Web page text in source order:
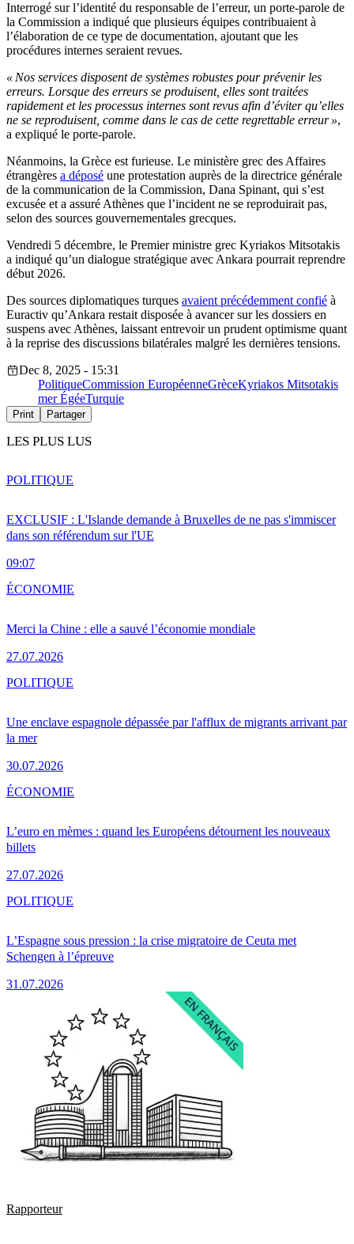
Interrogé sur l’identité du responsable de l’erreur, un porte-parole de
la Commission a indiqué que plusieurs équipes contribuaient à
l’élaboration de ce type de documentation, ajoutant que les
procédures internes seraient revues.
« Nos services disposent de systèmes robustes pour prévenir les
erreurs. Lorsque des erreurs se produisent, elles sont traitées
rapidement et les processus internes sont revus afin d’éviter qu’elles
ne se reproduisent, comme dans le cas de cette regrettable erreur »,
a expliqué le porte-parole.
Néanmoins, la Grèce est furieuse. Le ministère grec des Affaires
étrangères a déposé une protestation auprès de la directrice générale
de la communication de la Commission, Dana Spinant, qui s’est
excusée et a assuré Athènes que l’incident ne se reproduirait pas,
selon des sources gouvernementales grecques.
Vendredi 5 décembre, le Premier ministre grec Kyriakos Mitsotakis
a indiqué qu’un dialogue stratégique avec Ankara pourrait reprendre
début 2026.
Des sources diplomatiques turques avaient précédemment confié à
Euractiv qu’Ankara restait disposée à avancer sur les dossiers en
suspens avec Athènes, laissant entrevoir un prudent optimisme quant
à la reprise des discussions bilatérales malgré les dernières tensions.
Dec 8, 2025 - 15:31
PolitiqueCommission EuropéenneGrèceKyriakos Mitsotakis
mer ÉgéeTurquie
Print Partager
LES PLUS LUS
EXCLUSIF : L'Islande demande à Bruxelles de ne pas s'immiscer
dans son référendum sur l'UE
09:07
POLITIQUE
Merci la Chine : elle a sauvé l’économie mondiale
27.07.2026
ÉCONOMIE
Une enclave espagnole dépassée par l'afflux de migrants arrivant par
la mer
30.07.2026
POLITIQUE
L’euro en mèmes : quand les Européens détournent les nouveaux
billets
27.07.2026
ÉCONOMIE
L’Espagne sous pression : la crise migratoire de Ceuta met
Schengen à l’épreuve
31.07.2026
POLITIQUE
Rapporteur